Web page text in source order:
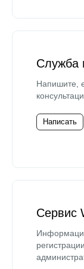
Служба
Напишите,
Написать
Сервис